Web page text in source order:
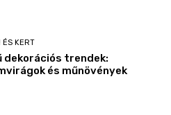
ÉS KERT
dekorációs trendek:
és műnövények